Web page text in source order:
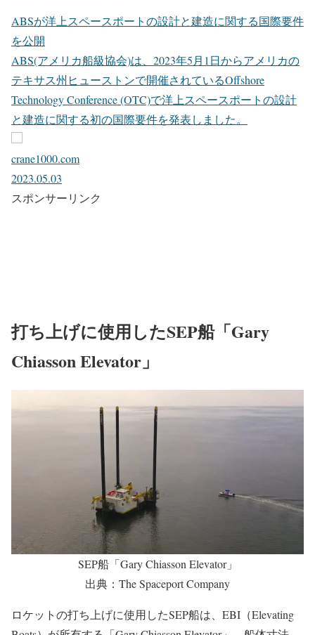
ABSが洋上スペースポートの設計と建造に関する国際要件
を公開
ABS(アメリカ船級協会)は、2023年5月1日からアメリカの
テキサス州ヒューストンで開催されているOffshore
Technology Conference (OTC)で洋上スペースポートの設計
と建造に関する初の国際要件を発表しました。
crane1000.com
2023.05.03
スポンサーリンク
打ち上げに使用したSEP船「Gary
Chiasson Elevator」
SEP船「Gary Chiasson Elevator」
出典：The Spaceport Company
ロケットの打ち上げに使用したSEP船は、EBI（Elevating